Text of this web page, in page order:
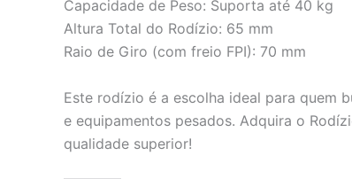
Capacidade de Peso: Suporta até 40 kg
Altura Total do Rodízio: 65 mm
Raio de Giro (com freio FPI): 70 mm
Este rodízio é a escolha ideal para quem
e equipamentos pesados. Adquira o
qualidade superior!